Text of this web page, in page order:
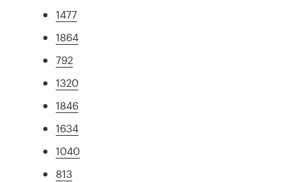
1477
1864
792
1320
1846
1634
1040
813